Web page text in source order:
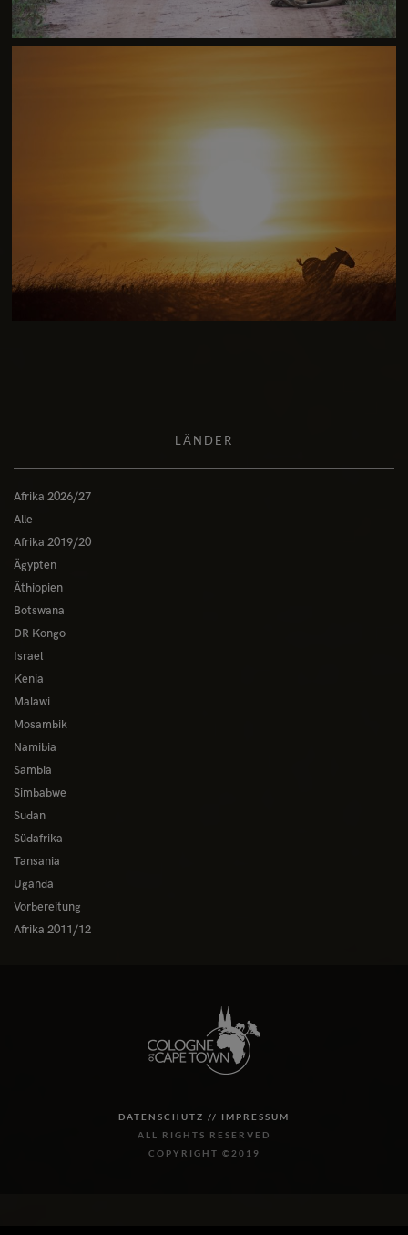
LÄNDER
Afrika 2026/27
Alle
Afrika 2019/20
Ägypten
Äthiopien
Botswana
DR Kongo
Israel
Kenia
Malawi
Mosambik
Namibia
Sambia
Simbabwe
Sudan
Südafrika
Tansania
Uganda
Vorbereitung
Afrika 2011/12
DATENSCHUTZ // IMPRESSUM
ALL RIGHTS RESERVED
COPYRIGHT ©2019